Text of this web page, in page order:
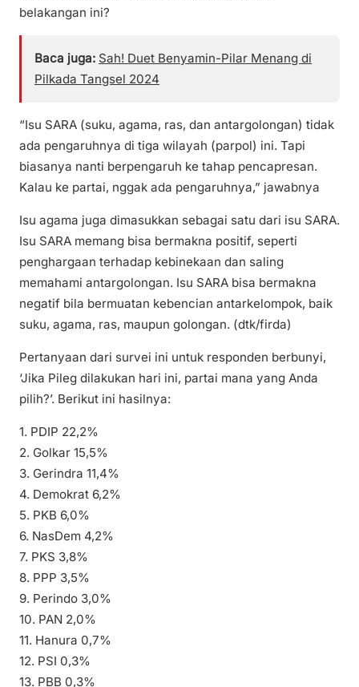
belakangan ini?
Baca juga: Sah! Duet Benyamin-Pilar Menang di
Pilkada Tangsel 2024
“Isu SARA (suku, agama, ras, dan antargolongan) tidak
ada pengaruhnya di tiga wilayah (parpol) ini. Tapi
biasanya nanti berpengaruh ke tahap pencapresan.
Kalau ke partai, nggak ada pengaruhnya,” jawabnya
Isu agama juga dimasukkan sebagai satu dari isu SARA.
Isu SARA memang bisa bermakna positif, seperti
penghargaan terhadap kebinekaan dan saling
memahami antargolongan. Isu SARA bisa bermakna
negatif bila bermuatan kebencian antarkelompok, baik
suku, agama, ras, maupun golongan. (dtk/firda)
Pertanyaan dari survei ini untuk responden berbunyi,
‘Jika Pileg dilakukan hari ini, partai mana yang Anda
pilih?’. Berikut ini hasilnya:
1. PDIP 22,2%
2. Golkar 15,5%
3. Gerindra 11,4%
4. Demokrat 6,2%
5. PKB 6,0%
6. NasDem 4,2%
7. PKS 3,8%
8. PPP 3,5%
9. Perindo 3,0%
10. PAN 2,0%
11. Hanura 0,7%
12. PSI 0,3%
13. PBB 0,3%